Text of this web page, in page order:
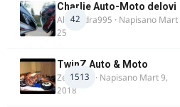
42
Charlie Auto-Moto delovi
Alexandra995 · Napisano Mart
25
1513
TwinZ Auto & Moto
Zeljkamp · Napisano Mart 9,
2018